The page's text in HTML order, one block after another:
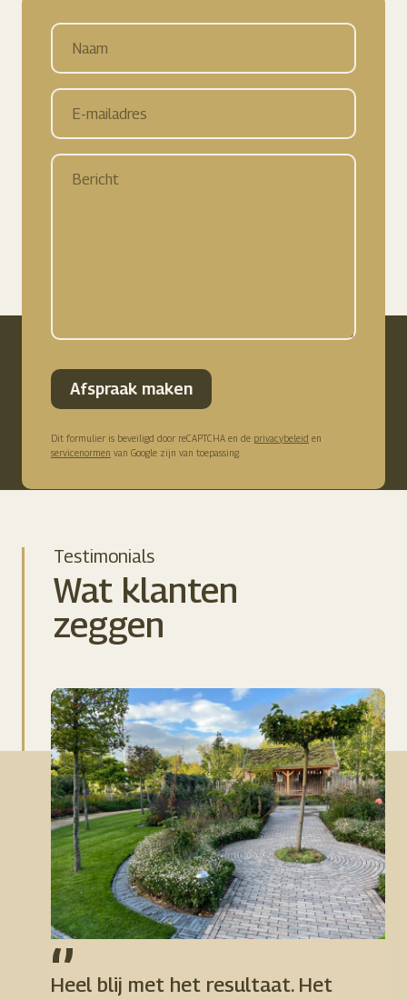
Naam
E-
mailadres
Bericht
Afspraak maken
Dit formulier is beveiligd door reCAPTCHA en de privacybeleid en
servicenormen van Google zijn van toepassing.
Testimonials
Wat klanten
zeggen
‘’
Heel blij met het resultaat. Het
‘’
Heel blij met het resultaat. Het